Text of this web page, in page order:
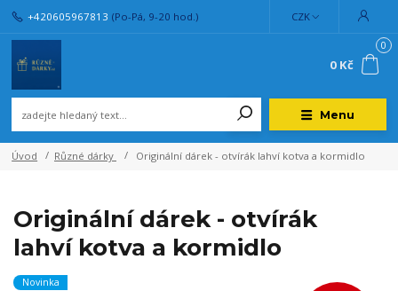
Menu
CZK
+420605967813 (Po-Pá, 9-20 hod.)
0
0 Kč
Úvod Různé dárky Originální dárek - otvírák lahví kotva a kormidlo
Originální dárek - otvírák
lahví kotva a kormidlo
Novinka